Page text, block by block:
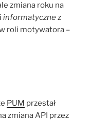
zmiana roku na
informatycznez
roli motywatora –
PUM przestał
zmiana API przez